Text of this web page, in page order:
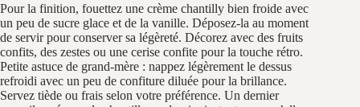
Pour la finition, fouettez une crème chantilly bien froide avec
un peu de sucre glace et de la vanille. Déposez-la au moment
de servir pour conserver sa légèreté. Décorez avec des fruits
confits, des zestes ou une cerise confite pour la touche rétro.
Petite astuce de grand-mère : nappez légèrement le dessus
refroidi avec un peu de confiture diluée pour la brillance.
Servez tiède ou frais selon votre préférence. Un dernier